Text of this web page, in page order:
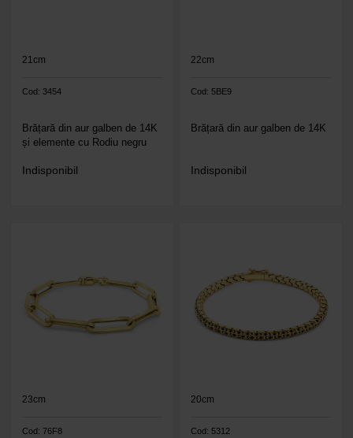
21cm
Cod: 3454
Brățară din aur galben de 14K
și elemente cu Rodiu negru
Indisponibil
22cm
Cod: 5BE9
Brățară din aur galben de 14K
Indisponibil
23cm
Cod: 76F8
20cm
Cod: 5312